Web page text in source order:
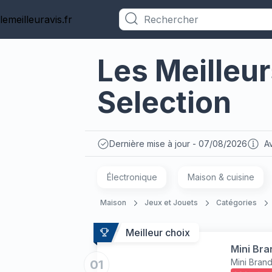
lemeilleuravis.fr Catégories
Les
Selection
Dernière mise à jour - 07/08/2026
Électronique Maison & cuisine
Maison Jeux et Jouets Catégories
Meilleur choix
01
Mini
Mini